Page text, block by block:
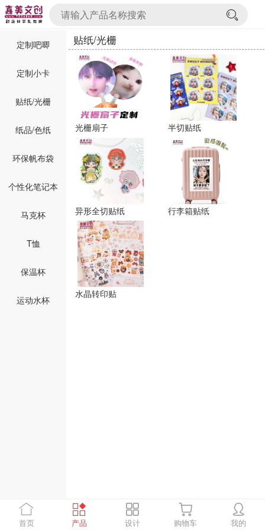
定制吧唧
定制小卡
贴纸/光栅
纸品/色纸
环保帆布袋
个性化笔记本
马克杯
T恤
保温杯
运动水杯
贴纸/光栅
光栅扇子 半切贴纸
异形全切贴纸 行李箱贴纸
水晶转印贴
首页 产品 设计 购物车 我的